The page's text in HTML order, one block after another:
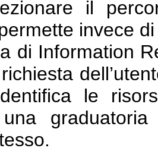
il
invece
di Information
le